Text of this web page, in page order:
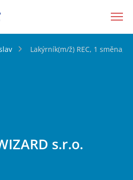
Lakýrník(m/ž) REC, 1 směna,
s.r.o.